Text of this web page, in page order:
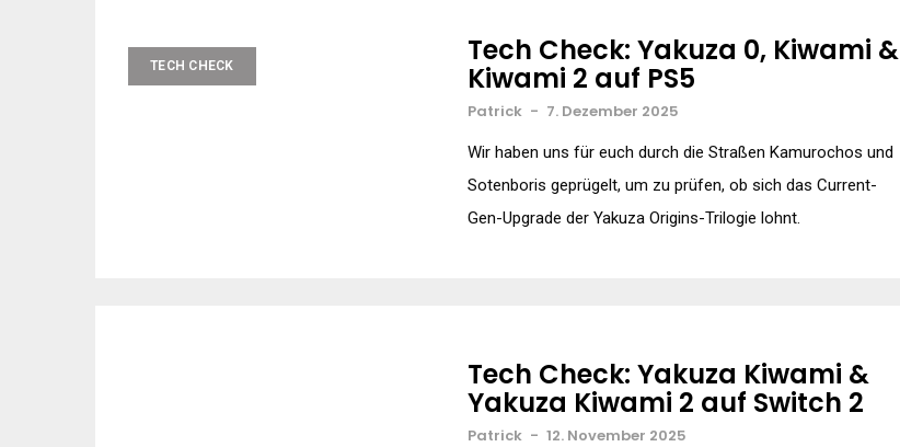
TECH CHECK Tech Check: Yakuza 0, Kiwami &
Kiwami 2 auf PS5
Patrick - 7. Dezember 2025
Wir haben uns für euch durch die Straßen Kamurochos und
Sotenboris geprügelt, um zu prüfen, ob sich das Current-
Gen-Upgrade der Yakuza Origins-Trilogie lohnt.
Tech Check: Yakuza Kiwami &
Yakuza Kiwami 2 auf Switch 2
Patrick - 12. November 2025